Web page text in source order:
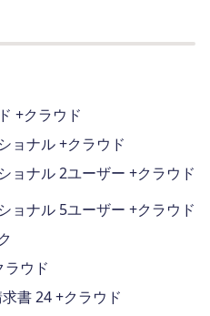
+クラウド
ョナル +クラウド
ョナル 2ユーザー +クラウド
ョナル 5ユーザー +クラウド
ラウド
書 24 +クラウド